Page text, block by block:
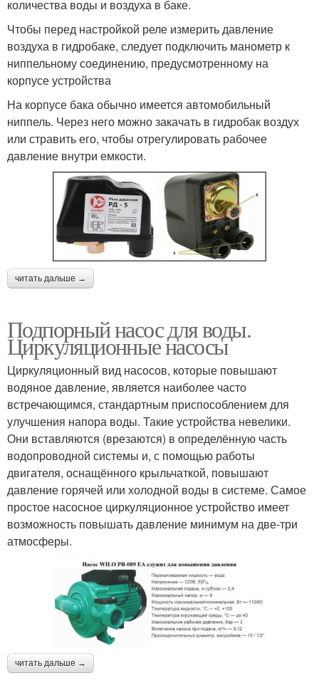
количества воды и воздуха в баке.
Чтобы перед настройкой реле измерить давление
воздуха в гидробаке, следует подключить манометр к
ниппельному соединению, предусмотренному на
корпусе устройства
На корпусе бака обычно имеется автомобильный
ниппель. Через него можно закачать в гидробак воздух
или стравить его, чтобы отрегулировать рабочее
давление внутри емкости.
читать дальше →
Подпорный насос для воды.
Циркуляционные насосы
Циркуляционный вид насосов, которые повышают
водяное давление, является наиболее часто
встречающимся, стандартным приспособлением для
улучшения напора воды. Такие устройства невелики.
Они вставляются (врезаются) в определённую часть
водопроводной системы и, с помощью работы
двигателя, оснащённого крыльчаткой, повышают
давление горячей или холодной воды в системе. Самое
простое насосное циркуляционное устройство имеет
возможность повышать давление минимум на две-три
атмосферы.
читать дальше →